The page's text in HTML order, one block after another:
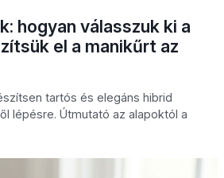
hogyan válasszuk ki a
el a manikűrt az
tartós és elegáns hibrid
lépésre. Útmutató az alapoktól a